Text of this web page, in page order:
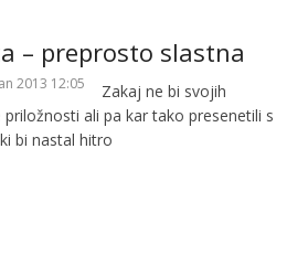
– preprosto slastna
2013 12:05
Zakaj ne bi svojih
ali pa kar tako presenetili s
bi nastal hitro